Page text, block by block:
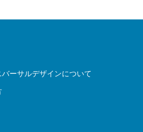
ーサルデザインについて